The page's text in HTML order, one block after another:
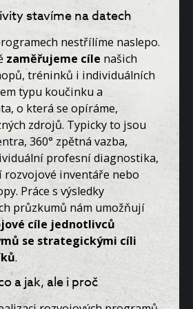
stavíme na datech
nestřílíme naslepo.
zaměřujeme cíle našich
tréninků i individuálních
typu koučinku a
o která se opíráme,
zdrojů. Typicky to jsou
360° zpětná vazba,
profesní diagnostika,
rozvojové inventáře nebo
Práce s výsledky
průzkumů nám umožňují
cíle jednotlivců
se strategickými cíli
.
a jak, ale i proč